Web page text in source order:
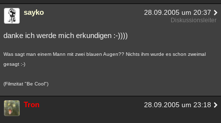
sayko 28.09.2005 um 20:37
Diskussionsleiter
danke ich werde mich erkundigen :-))))
Was sagt man einem Mann mit zwei blauen Augen?? Nichts ihm wurde es schon zweimal
gesagt :-)
(Filmzitat "Be Cool")
Tron 28.09.2005 um 23:18